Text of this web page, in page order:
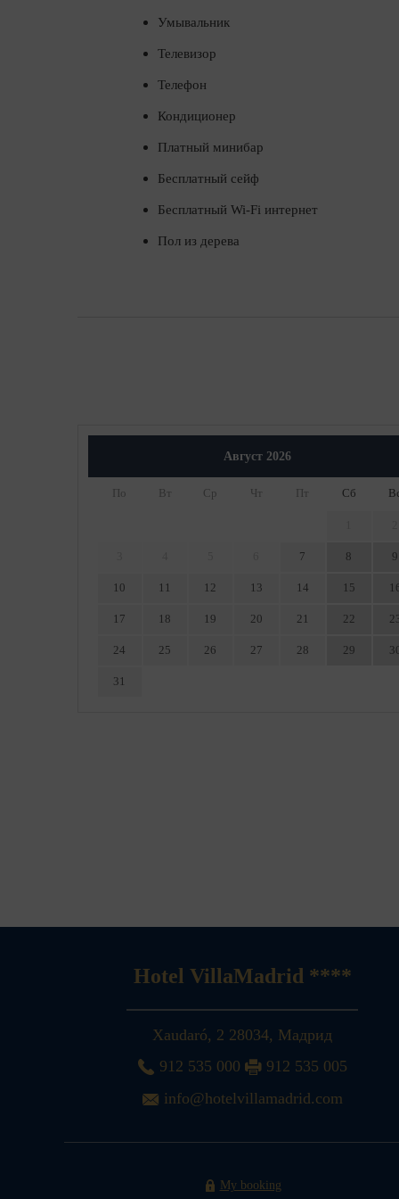
Умывальник
Телевизор
Телефон
Кондиционер
Платный минибар
Бесплатный сейф
Бесплатный Wi-Fi интернет
Пол из дерева
Август 2026
По Вт Ср Чт Пт Сб
7 8 9
10 11 12 13 14 15
17 18 19 20 21 22
24 25 26 27 28 29
31
Hotel VillaMadrid ****
Xaudaró, 2 28034, Мадрид
912 535 000
912 535 005
info@hotelvillamadrid.com
My booking